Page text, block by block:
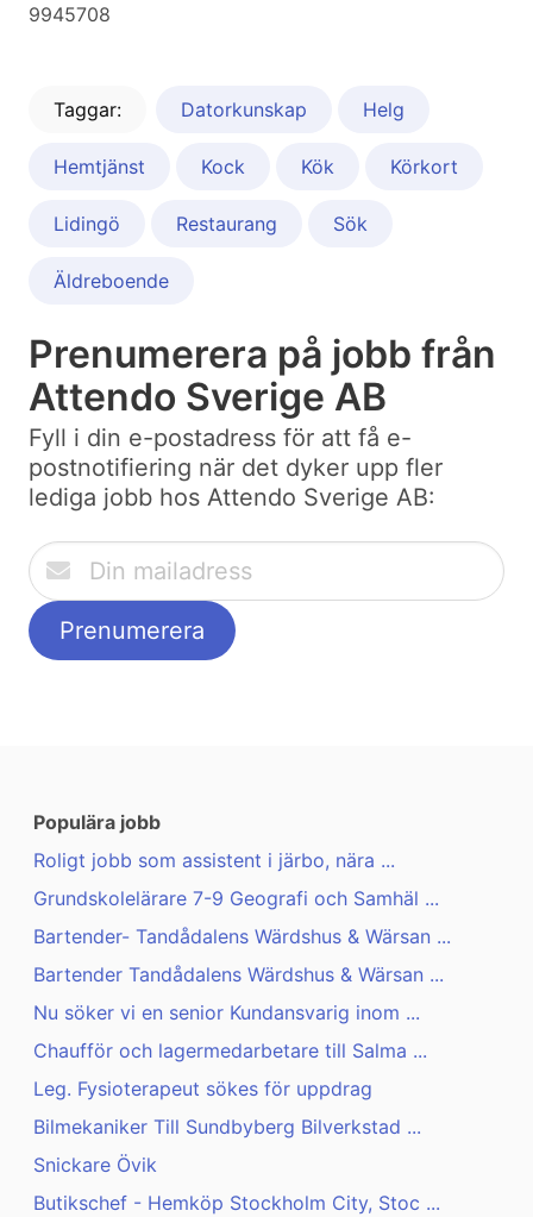
9945708
Taggar: Datorkunskap Helg
Hemtjänst Kock Kök Körkort
Lidingö Restaurang Sök
Äldreboende
Prenumerera på jobb från
Attendo Sverige AB
Fyll i din e-postadress för att få e-
postnotifiering när det dyker upp fler
lediga jobb hos Attendo Sverige AB:
Populära jobb
Roligt jobb som assistent i järbo, nära ...
Grundskolelärare 7-9 Geografi och Samhäl ...
Bartender- Tandådalens Wärdshus & Wärsan ...
Bartender Tandådalens Wärdshus & Wärsan ...
Nu söker vi en senior Kundansvarig inom ...
Chaufför och lagermedarbetare till Salma ...
Leg. Fysioterapeut sökes för uppdrag
Bilmekaniker Till Sundbyberg Bilverkstad ...
Snickare Övik
Butikschef - Hemköp Stockholm City, Stoc ...